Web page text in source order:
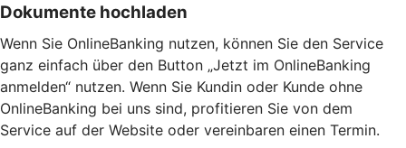
Dokumente hochladen
Wenn Sie OnlineBanking nutzen, können Sie den Service
ganz einfach über den Button „Jetzt im OnlineBanking
anmelden“ nutzen. Wenn Sie Kundin oder Kunde ohne
OnlineBanking bei uns sind, profitieren Sie von dem
Service auf der Website oder vereinbaren einen Termin.